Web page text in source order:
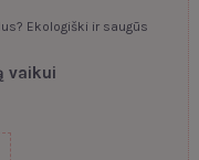
Ekologiški ir saugūs
vaikui